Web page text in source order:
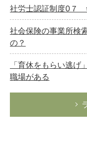
社労士認証制度0７
社会保険の事業所検
の？
「育休をもらい逃げ
職場がある